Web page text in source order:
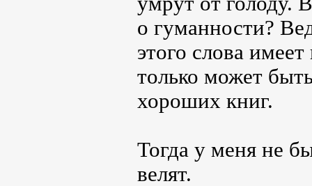
о гуманности?
этого слова
только может
хороших книг.
Тогда у меня не
велят.